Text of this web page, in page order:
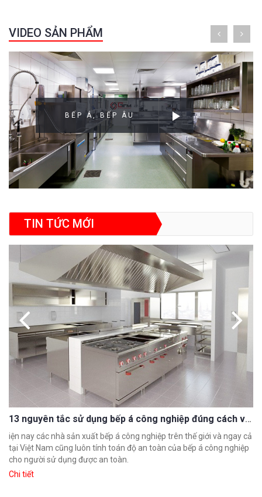
VIDEO SẢN PHẨM
BẾP Á, BẾP ÂU
TIN TỨC MỚI
13 nguyên tắc sử dụng bếp á công nghiệp đúng cách và an toàn
iện nay các nhà sản xuất bếp á công nghiệp trên thế giới và ngay cả
tại Việt Nam cũng luôn tính toán độ an toàn của bếp á công nghiệp
cho người sử dụng được an toàn.
Chi tiết